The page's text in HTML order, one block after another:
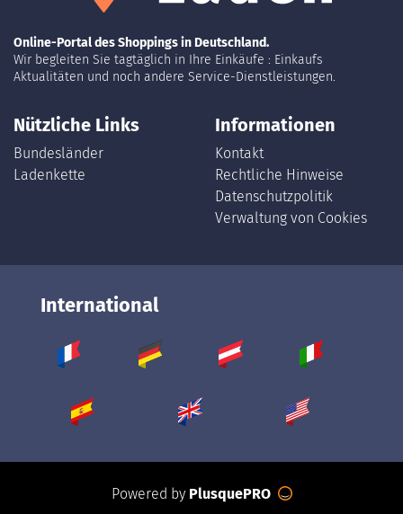
Online-Portal des Shoppings in Deutschland.
Wir begleiten Sie tagtäglich in Ihre Einkäufe : Einkaufs
Aktualitäten und noch andere Service-Dienstleistungen.
Nützliche Links
Bundesländer
Ladenkette
Informationen
Kontakt
Rechtliche Hinweise
Datenschutzpolitik
Verwaltung von Cookies
International
Powered by PlusquePRO